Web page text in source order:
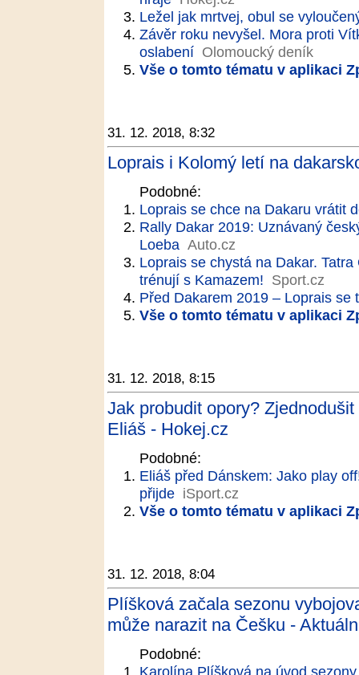
Ležel jak mrtvej, obul se
Závěr roku nevyšel. Mora proti
oslabení Olomoucký deník
Vše o tomto tématu v aplikaci
31. 12. 2018, 8:32
Loprais i Kolomý letí na
Podobné:
Loprais se chce na Dakaru vrátit
Rally Dakar 2019: Uznávaný
Loeba Auto.cz
Loprais se chystá na Dakar.
trénují s Kamazem! Sport.cz
Před Dakarem 2019 – Loprais se
Vše o tomto tématu v aplikaci
31. 12. 2018, 8:15
Jak probudit opory?
Eliáš - Hokej.cz
Podobné:
Eliáš před Dánskem: Jako play
přijde iSport.cz
Vše o tomto tématu v aplikaci
31. 12. 2018, 8:04
Plíšková začala sezonu
může narazit na Češku -
Podobné:
Karolína Plíšková na úvod